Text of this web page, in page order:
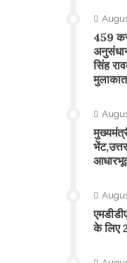
459
सिंह
मुलाकात
के लिए